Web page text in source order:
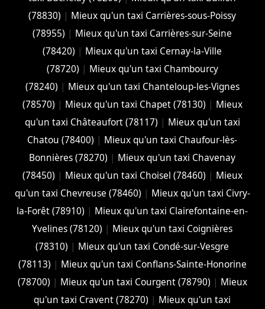
(78830) | Mieux qu'un taxi Carrières-sous-Poissy
(78955) | Mieux qu'un taxi Carrières-sur-Seine
(78420) | Mieux qu'un taxi Cernay-la-Ville
(78720) | Mieux qu'un taxi Chambourcy
(78240) | Mieux qu'un taxi Chanteloup-les-Vignes
(78570) | Mieux qu'un taxi Chapet (78130) | Mieux
qu'un taxi Châteaufort (78117) | Mieux qu'un taxi
Chatou (78400) | Mieux qu'un taxi Chaufour-lès-
Bonnières (78270) | Mieux qu'un taxi Chavenay
(78450) | Mieux qu'un taxi Choisel (78460) | Mieux
qu'un taxi Chevreuse (78460) | Mieux qu'un taxi Civry-
la-Forêt (78910) | Mieux qu'un taxi Clairefontaine-en-
Yvelines (78120) | Mieux qu'un taxi Coignières
(78310) | Mieux qu'un taxi Condé-sur-Vesgre
(78113) | Mieux qu'un taxi Conflans-Sainte-Honorine
(78700) | Mieux qu'un taxi Courgent (78790) | Mieux
qu'un taxi Cravent (78270) | Mieux qu'un taxi